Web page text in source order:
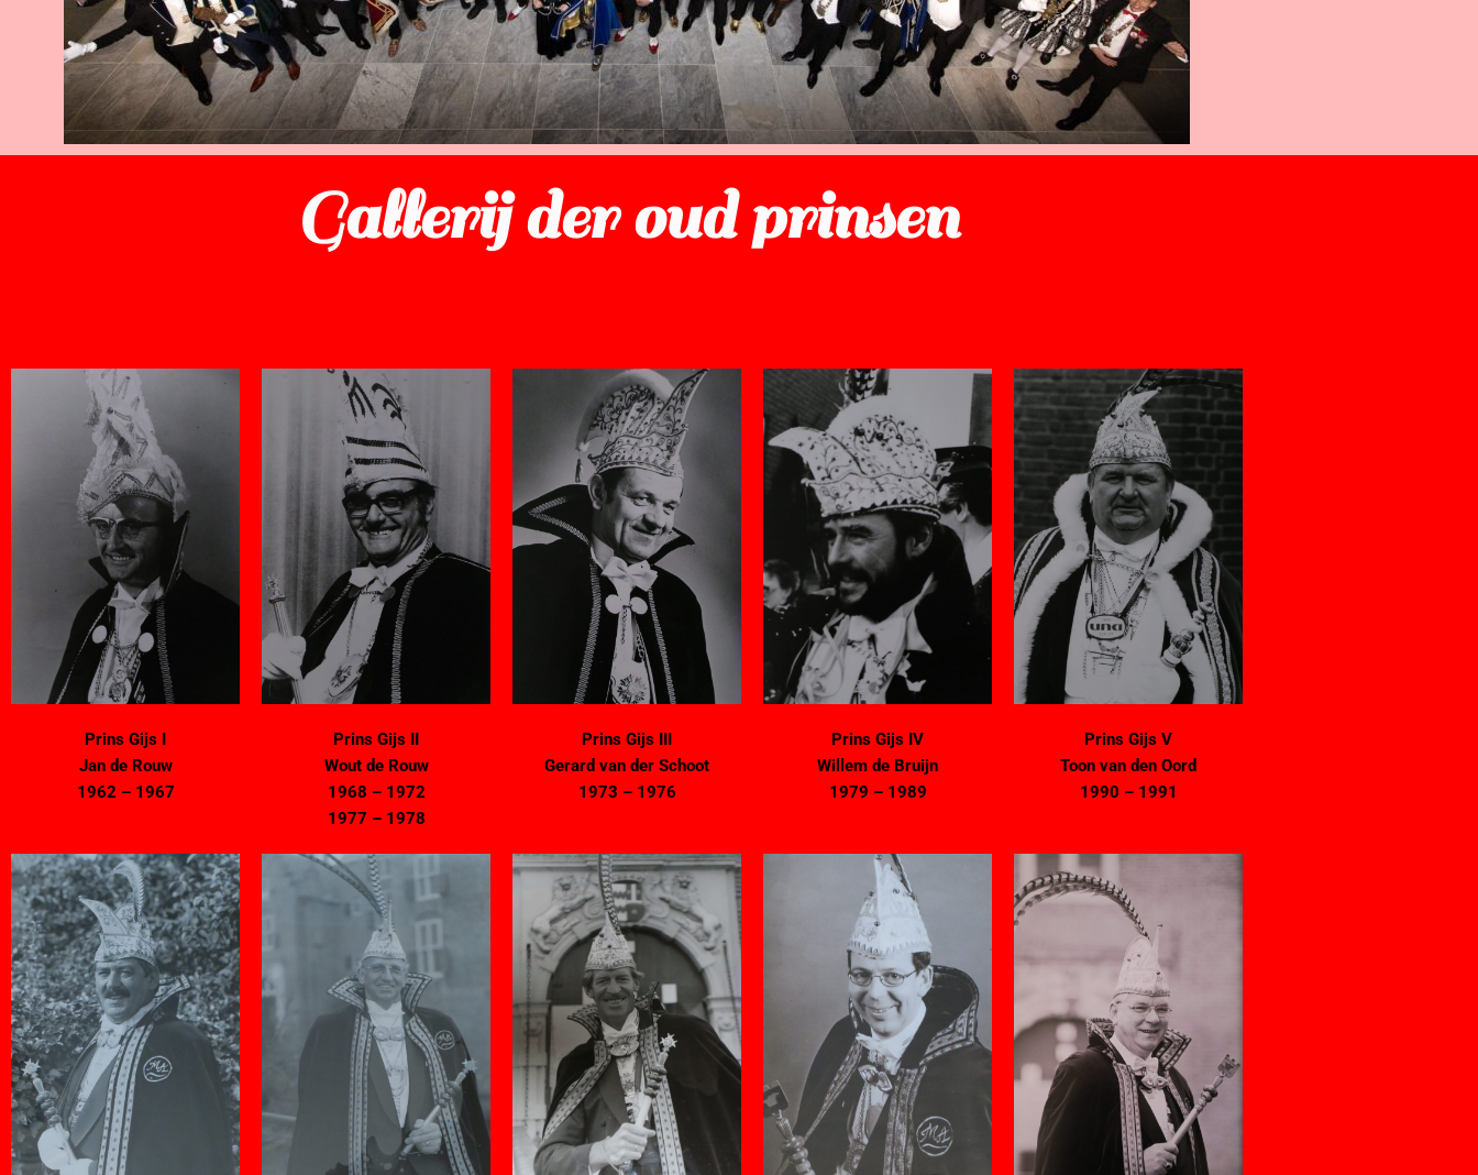
Gallerij der oud prinsen
Prins Gijs I
Jan de Rouw
1962 – 1967
Prins Gijs II
Wout de Rouw
1968 – 1972
1977 – 1978
Prins Gijs III
Gerard van der Schoot
1973 – 1976
Prins Gijs IV
Willem de Bruijn
1979 – 1989
Prins Gijs V
Toon van den Oord
1990 – 1991